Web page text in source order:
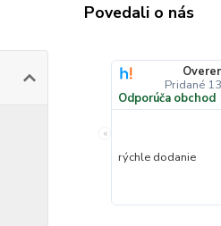
Povedali o nás
«
Pridané
Odporúča obchod
rýchle dodanie